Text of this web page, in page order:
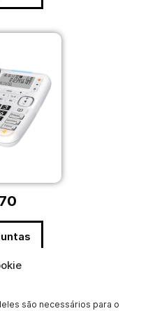
são necessários para o